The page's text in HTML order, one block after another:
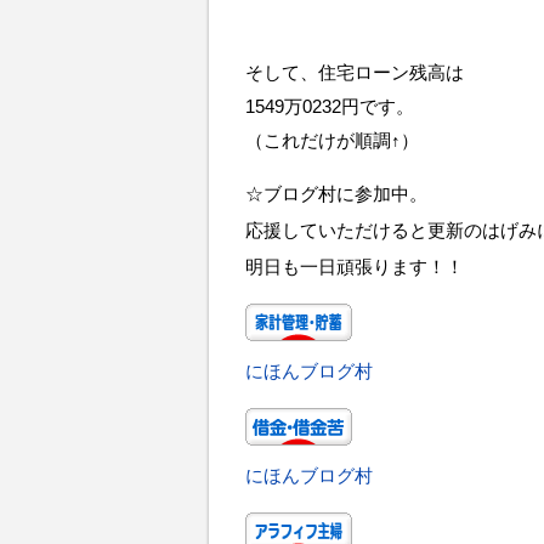
そして、住宅ローン残高は
1549万0232円です。
（これだけが順調↑）
☆ブログ村に参加中。
応援していただけると更新のはげみ
明日も一日頑張ります！！
にほんブログ村
にほんブログ村